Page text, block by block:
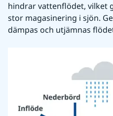
hindrar vattenflödet, vilket
stor magasinering i sjön.
dämpas och utjämnas